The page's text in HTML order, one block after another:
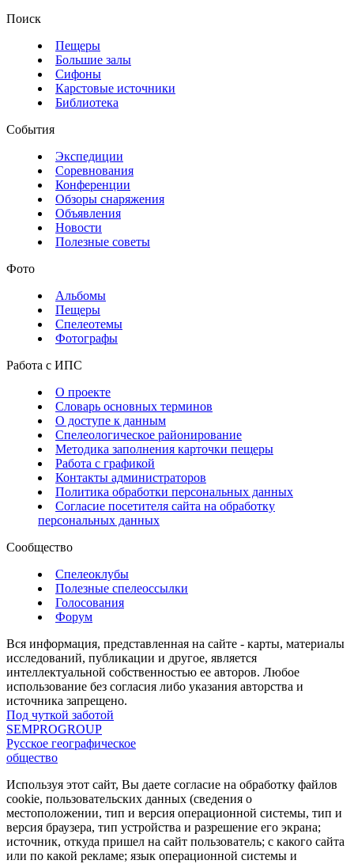
Поиск
Пещеры
Большие залы
Сифоны
Карстовые источники
Библиотека
События
Экспедиции
Соревнования
Конференции
Обзоры снаряжения
Объявления
Новости
Полезные советы
Фото
Альбомы
Пещеры
Спелеотемы
Фотографы
Работа с ИПС
О проекте
Словарь основных терминов
О доступе к данным
Спелеологическое районирование
Методика заполнения карточки пещеры
Работа с графикой
Контакты администраторов
Политика обработки персональных данных
Согласие посетителя сайта на обработку
персональных данных
Сообщество
Спелеоклубы
Полезные спелеоссылки
Голосования
Форум
Вся информация, представленная на сайте - карты, материалы
исследований, публикации и другое, является
интеллектуальной собственностью ее авторов. Любое
использование без согласия либо указания авторства и
источника запрещено.
Под чуткой заботой
SEMPROGROUP
Русское географическое
общество
Используя этот сайт, Вы даете согласие на обработку файлов
cookie, пользовательских данных (сведения о
местоположении, тип и версия операционной системы, тип и
версия браузера, тип устройства и разрешение его экрана;
источник, откуда пришел на сайт пользователь; с какого сайта
или по какой рекламе; язык операционной системы и